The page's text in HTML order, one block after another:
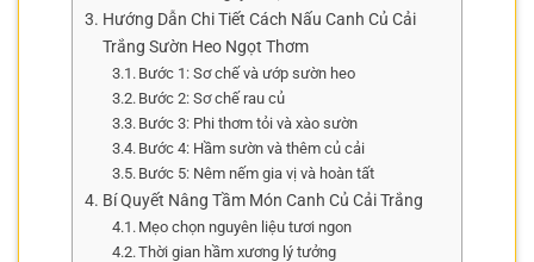
Hướng Dẫn Chi Tiết Cách Nấu Canh Củ Cải
Trắng Sườn Heo Ngọt Thơm
Bước 1: Sơ chế và ướp sườn heo
Bước 2: Sơ chế rau củ
Bước 3: Phi thơm tỏi và xào sườn
Bước 4: Hầm sườn và thêm củ cải
Bước 5: Nêm nếm gia vị và hoàn tất
Bí Quyết Nâng Tầm Món Canh Củ Cải Trắng
Mẹo chọn nguyên liệu tươi ngon
Thời gian hầm xương lý tưởng